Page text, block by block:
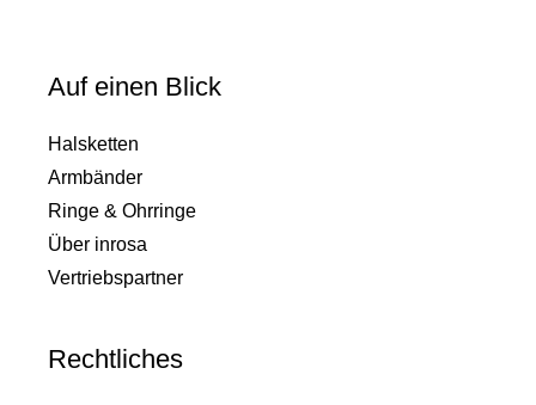
Auf einen Blick
Halsketten
Armbänder
Ringe & Ohrringe
Über inrosa
Vertriebspartner
Rechtliches